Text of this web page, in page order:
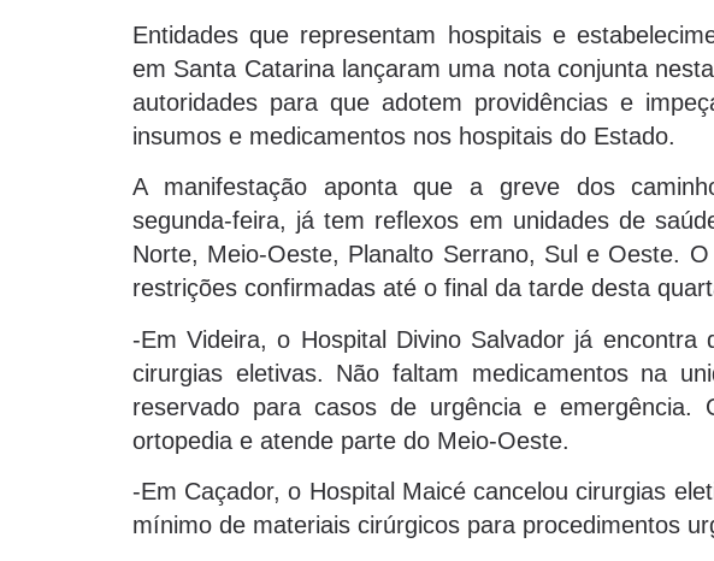
Entidades que representam hospitais e
em Santa Catarina lançaram uma nota conjunta
autoridades para que adotem providências e
insumos e medicamentos nos hospitais do Estado.
A manifestação aponta que a greve dos
segunda-feira, já tem reflexos em unidades de
Norte, Meio-Oeste, Planalto Serrano, Sul e Oeste.
restrições confirmadas até o final da tarde desta
-Em Videira, o Hospital Divino Salvador já encontra
cirurgias eletivas. Não faltam medicamentos na
reservado para casos de urgência e emergência.
ortopedia e atende parte do Meio-Oeste.
-Em Caçador, o Hospital Maicé cancelou cirurgias
mínimo de materiais cirúrgicos para procedimentos